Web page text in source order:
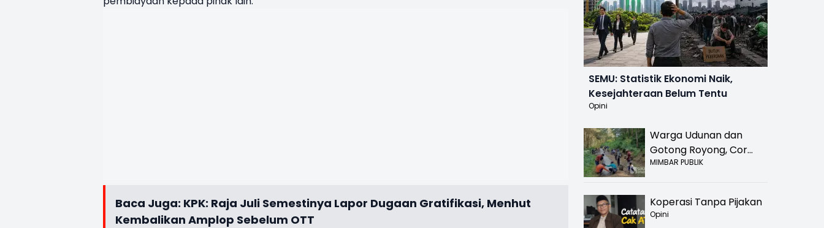
Baca Juga: KPK: Raja Juli Semestinya Lapor Dugaan Gratifikasi, Menhut
Kembalikan Amplop Sebelum OTT
SEMU: Statistik Ekonomi Naik,
Kesejahteraan Belum Tentu
Opini
Warga Udunan dan
Gotong Royong, Cor
Jalan Hancur di
MIMBAR PUBLIK
Koperasi Tanpa Pijakan
Opini